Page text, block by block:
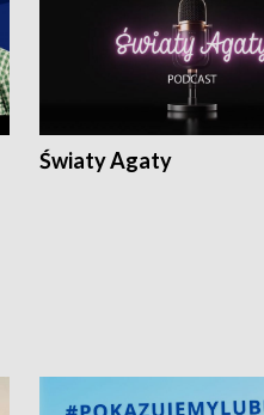
Światy Agaty